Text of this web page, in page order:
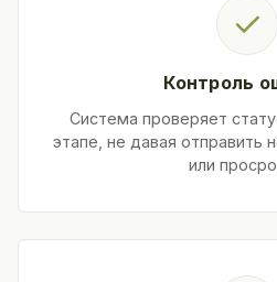
✓
Контроль
Система проверяет
этапе, не давая отправить
или